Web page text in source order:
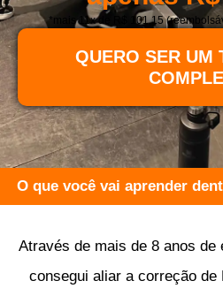
*mais 11x de R$ 101,15
QUERO SER UM
O que você vai aprender
Através de mais de 8 anos de
consegui aliar a correção